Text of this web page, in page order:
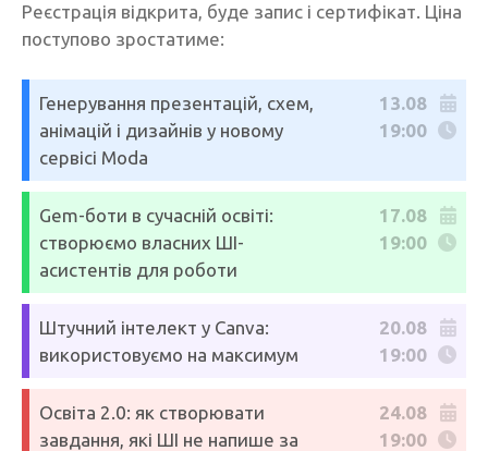
Реєстрація відкрита, буде запис і сертифікат. Ціна
поступово зростатиме:
Генерування презентацій, схем,
анімацій і дизайнів у новому
сервісі Moda
13.08
19:00
Gem-боти в сучасній освіті:
створюємо власних ШІ-
асистентів для роботи
17.08
19:00
Штучний інтелект у Canva:
використовуємо на максимум
20.08
19:00
Освіта 2.0: як створювати
завдання, які ШІ не напише за
24.08
19:00